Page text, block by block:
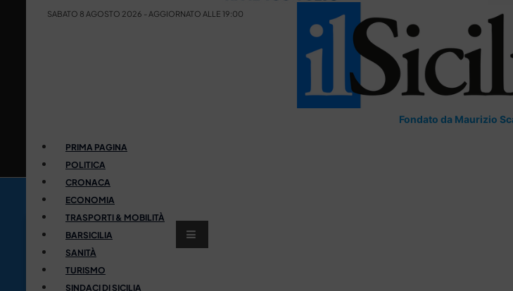
SABATO 8 AGOSTO 2026 - AGGIORNATO ALLE 19:00
Fondato da Maurizio
PRIMA PAGINA
POLITICA
CRONACA
ECONOMIA
TRASPORTI & MOBILITÀ
BARSICILIA
SANITÀ
TURISMO
SINDACI DI SICILIA